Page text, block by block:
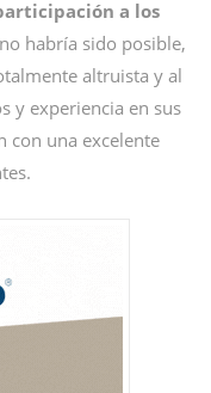
a los
habría sido posible,
altruista y al
y experiencia en sus
con una excelente